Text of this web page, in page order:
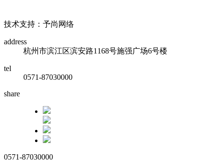
技术支持：予尚网络
address
杭州市滨江区滨安路1168号施强广场6号楼
tel
0571-87030000
share
0571-87030000